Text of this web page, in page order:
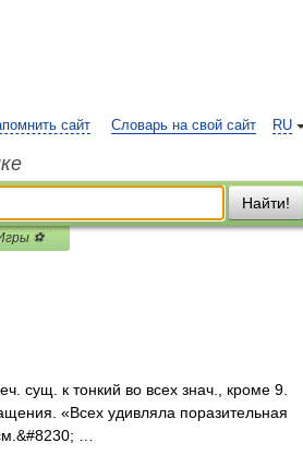
RU
сайт Словарь на свой сайт
Найти!
⚽
сущ. к тонкий во всех знач., кроме 9.
«Всех удивляла поразительная
…